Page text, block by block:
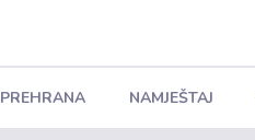
PREHRANA NAMJEŠTAJ